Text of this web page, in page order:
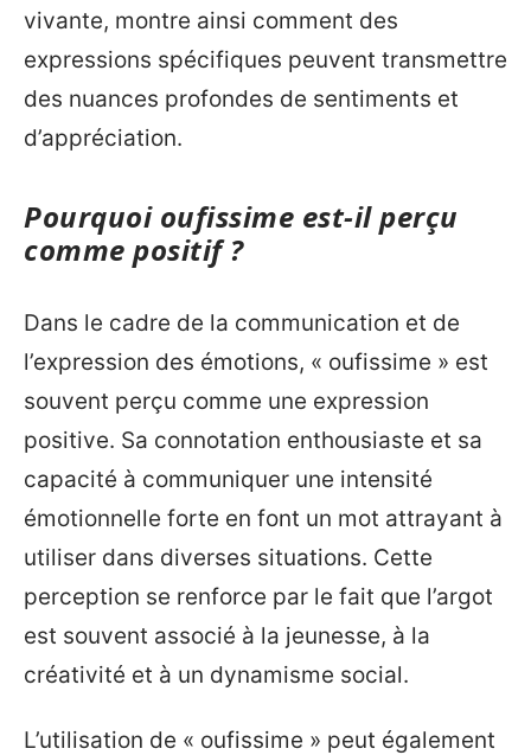
vivante, montre ainsi comment des
expressions spécifiques peuvent transmettre
des nuances profondes de sentiments et
d’appréciation.
Pourquoi oufissime est-il perçu
comme positif ?
Dans le cadre de la communication et de
l’expression des émotions, « oufissime » est
souvent perçu comme une expression
positive. Sa connotation enthousiaste et sa
capacité à communiquer une intensité
émotionnelle forte en font un mot attrayant à
utiliser dans diverses situations. Cette
perception se renforce par le fait que l’argot
est souvent associé à la jeunesse, à la
créativité et à un dynamisme social.
L’utilisation de « oufissime » peut également